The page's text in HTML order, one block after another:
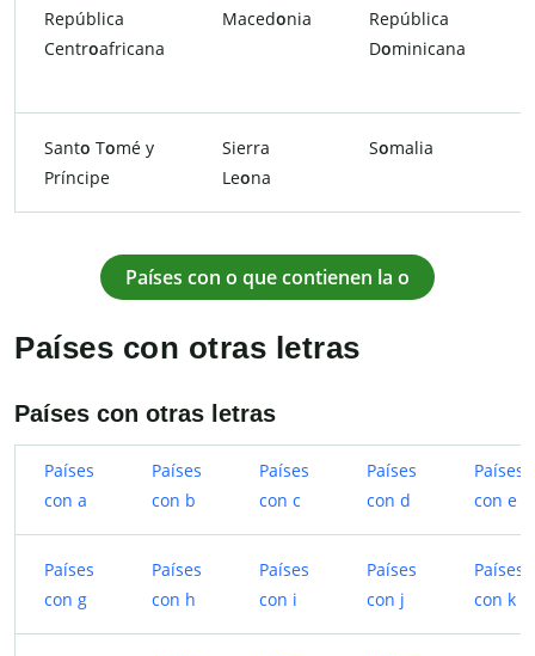
República
Centroafricana
Macedonia
República
Dominicana
Santo Tomé y
Príncipe
Sierra
Leona
Somalia
Países con o que contienen la o
Países con otras letras
Países con otras letras
Países
con a
Países
con b
Países
con c
Países
con d
Países
con e
Países
con g
Países
con h
Países
con i
Países
con j
Países
con k